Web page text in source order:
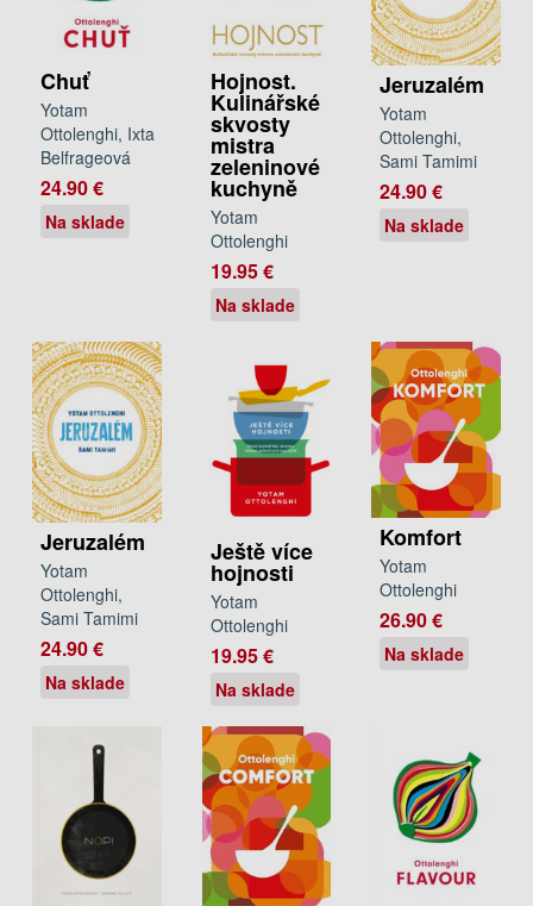
Chuť
Yotam
Ottolenghi, Ixta
Belfrageová
24.90 €
Na sklade
Hojnost.
Kulinářské
skvosty
mistra
zeleninové
kuchyně
Yotam
Ottolenghi
19.95 €
Na sklade
Jeruzalém
Yotam
Ottolenghi,
Sami Tamimi
24.90 €
Na sklade
Jeruzalém
Yotam
Ottolenghi,
Sami Tamimi
24.90 €
Na sklade
Ještě více
hojnosti
Yotam
Ottolenghi
19.95 €
Na sklade
Komfort
Yotam
Ottolenghi
26.90 €
Na sklade